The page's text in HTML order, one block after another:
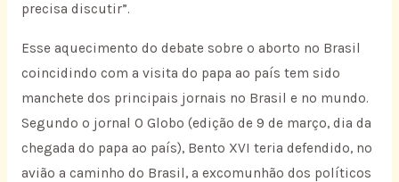
precisa discutir”.
Esse aquecimento do debate sobre o aborto no Brasil
coincidindo com a visita do papa ao país tem sido
manchete dos principais jornais no Brasil e no mundo.
Segundo o jornal O Globo (edição de 9 de março, dia da
chegada do papa ao país), Bento XVI teria defendido, no
avião a caminho do Brasil, a excomunhão dos políticos